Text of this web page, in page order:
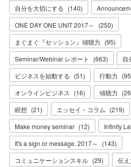
自分を大切にする (140)
ONE DAY ONE UNIT 2017～
(250)
まぐまぐ『セッション』傾聴力 (95)
Seminar/Webinar レポート
(663) 自
ビジネスを始動する (51) 行動力 (95
オンラインビジネス
(16) 傾聴力 (26
瞑想 (21) エッセイ・コラム (219)
Make money seminar (12) Infinity
It's a sign or message. 2017～
(143)
コミュニケーションスキル (29) 伝